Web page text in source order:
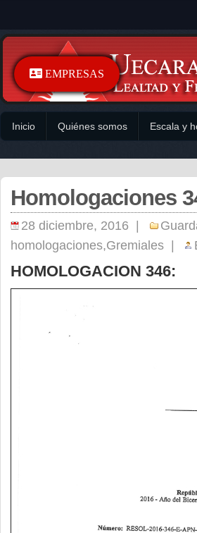
Inicio Quiénes somos Escala y
Homologaciones
28 diciembre, 2016 |
homologaciones,Gremiales
HOMOLOGACION 346:
EMPRESAS